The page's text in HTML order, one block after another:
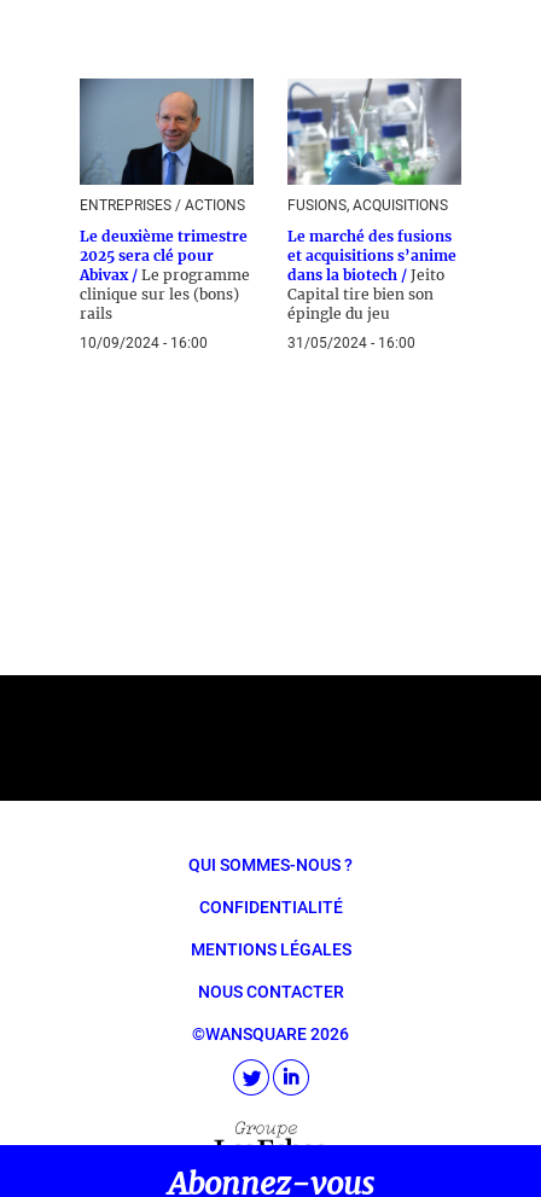
ENTREPRISES / ACTIONS
Le deuxième trimestre
2025 sera clé pour
Abivax / Le programme
clinique sur les (bons)
rails
10/09/2024 - 16:00
FUSIONS, ACQUISITIONS
Le marché des fusions
et acquisitions s’anime
dans la biotech / Jeito
Capital tire bien son
épingle du jeu
31/05/2024 - 16:00
QUI SOMMES-NOUS ?
CONFIDENTIALITÉ
MENTIONS LÉGALES
NOUS CONTACTER
©WANSQUARE 2026
Abonnez-vous